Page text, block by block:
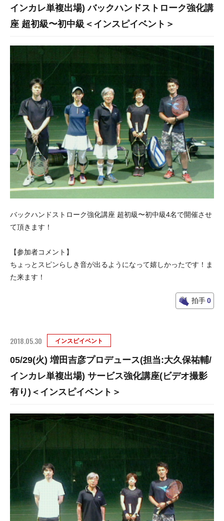
インカレ単複出場) バックハンドストローク強化講
座 超初級〜初中級＜インスピイベント＞
バックハンドストローク強化講座 超初級〜初中級4名で開催させ
て頂きます！
【参加者コメント】
ちょっとスピンらしき音が出るようになって嬉しかったです！ま
た来ます！
拍手0
2018.05.30 インスピイベント
05/29(火) 増田吉彦プロデュース(担当:大久保祐輔/
インカレ単複出場) サービス強化講座(ビデオ撮影
有り)＜インスピイベント＞